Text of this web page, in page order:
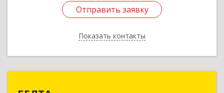
Отправить заявку
Показать контакты
Отправить заявку
Назад